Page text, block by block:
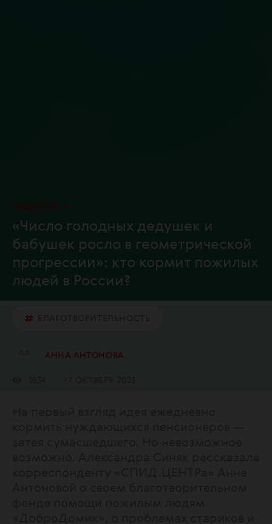
общество
«Число голодных дедушек и
бабушек росло в геометрической
прогрессии»: кто кормит пожилых
людей в России?
АННА АНТОНОВА